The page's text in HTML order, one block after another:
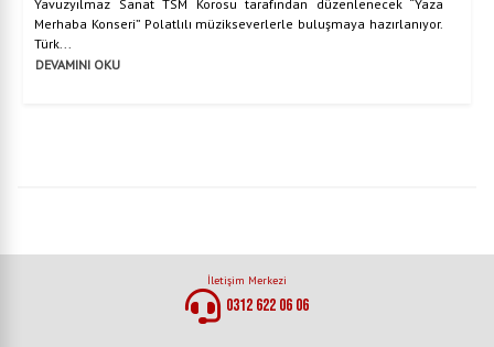
Yavuzyılmaz Sanat TSM Korosu tarafından düzenlenecek “Yaza
Merhaba Konseri” Polatlılı müzikseverlerle buluşmaya hazırlanıyor.
Türk...
DEVAMINI OKU
İletişim Merkezi
0312 622 06 06